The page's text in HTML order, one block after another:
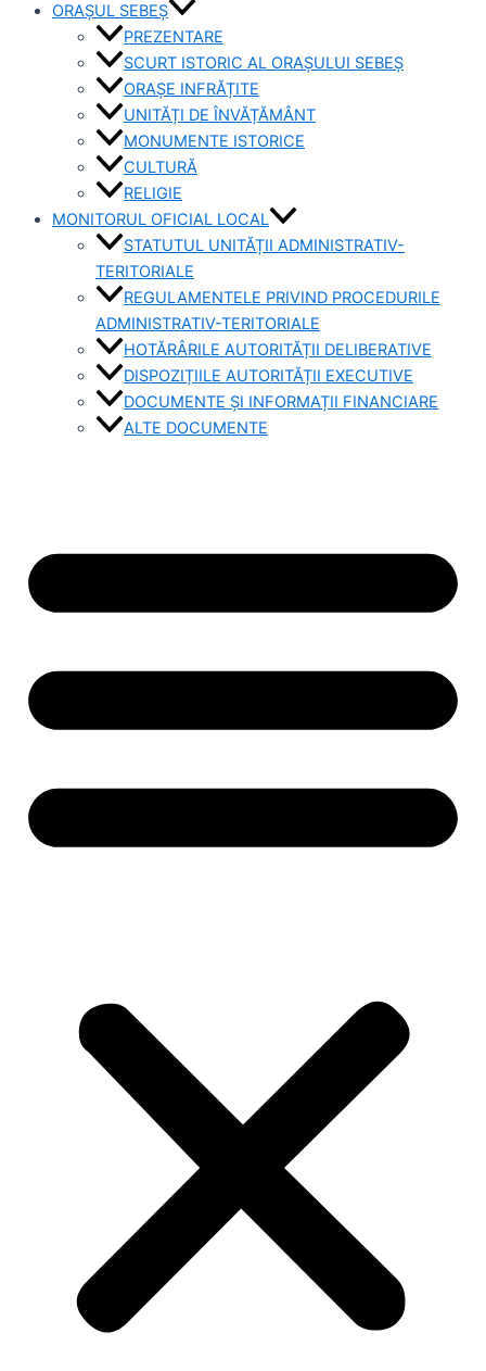
ORAȘUL SEBEȘ
PREZENTARE
SCURT ISTORIC AL ORAȘULUI SEBEȘ
ORAȘE INFRĂȚITE
UNITĂȚI DE ÎNVĂȚĂMÂNT
MONUMENTE ISTORICE
CULTURĂ
RELIGIE
MONITORUL OFICIAL LOCAL
STATUTUL UNITĂȚII ADMINISTRATIV-
TERITORIALE
REGULAMENTELE PRIVIND PROCEDURILE
ADMINISTRATIV-TERITORIALE
HOTĂRÂRILE AUTORITĂȚII DELIBERATIVE
DISPOZIȚIILE AUTORITĂȚII EXECUTIVE
DOCUMENTE ȘI INFORMAȚII FINANCIARE
ALTE DOCUMENTE